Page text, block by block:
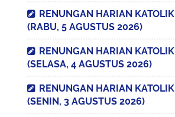
RENUNGAN HARIAN KATOLIK
(RABU, 5 AGUSTUS 2026)
RENUNGAN HARIAN KATOLIK
(SELASA, 4 AGUSTUS 2026)
RENUNGAN HARIAN KATOLIK
(SENIN, 3 AGUSTUS 2026)